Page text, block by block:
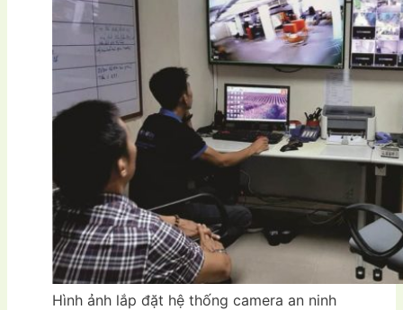
Hình ảnh lắp đặt hệ thống camera an ninh